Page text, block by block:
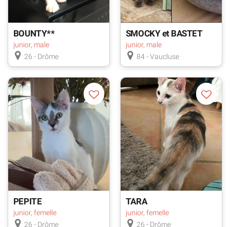
BOUNTY**
junior, male
26 - Drôme
SMOCKY et BASTET
junior, male
84 - Vaucluse
PEPITE
junior, femelle
26 - Drôme
TARA
junior, femelle
26 - Drôme